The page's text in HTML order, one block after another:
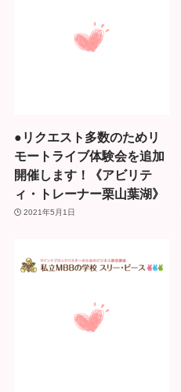
●リクエスト多数のためリ
モートライブ体験会を追加
開催します！《アビリテ
ィ・トレーナー栗山葉湖》
2021年5月1日